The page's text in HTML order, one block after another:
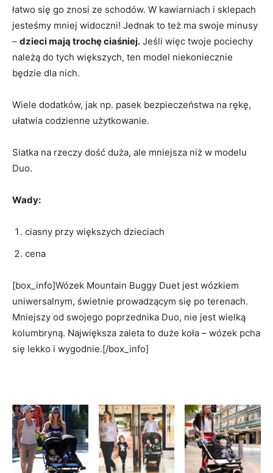
łatwo się go znosi ze schodów. W kawiarniach i sklepach
jesteśmy mniej widoczni! Jednak to też ma swoje minusy
– dzieci mają trochę ciaśniej. Jeśli więc twoje pociechy
należą do tych większych, ten model niekoniecznie
będzie dla nich.
Wiele dodatków, jak np. pasek bezpieczeństwa na rękę,
ułatwia codzienne użytkowanie.
Siatka na rzeczy dość duża, ale mniejsza niż w modelu
Duo.
Wady:
ciasny przy większych dzieciach
cena
[box_info]Wózek Mountain Buggy Duet jest wózkiem
uniwersalnym, świetnie prowadzącym się po terenach.
Mniejszy od swojego poprzednika Duo, nie jest wielką
kolumbryną. Największa zaleta to duże koła – wózek pcha
się lekko i wygodnie.[/box_info]